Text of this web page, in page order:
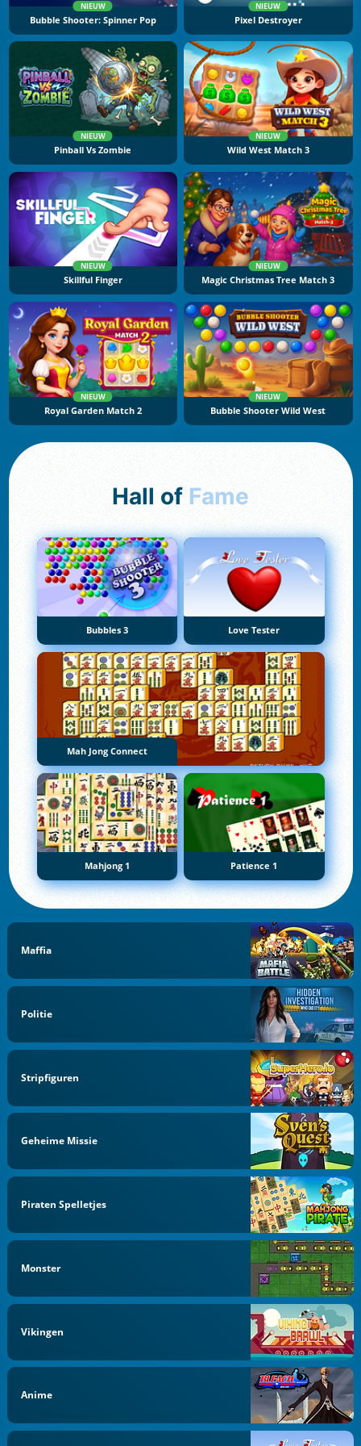
NIEUW
Bubble Shooter: Spinner Pop
NIEUW
Pixel Destroyer
NIEUW
Pinball Vs Zombie
NIEUW
Wild West Match 3
NIEUW
Skillful Finger
NIEUW
Magic Christmas Tree Match 3
NIEUW
Royal Garden Match 2
NIEUW
Bubble Shooter Wild West
Hall of Fame
Bubbles 3 Love Tester
Mah Jong Connect
Mahjong 1 Patience 1
Maffia
Politie
Stripfiguren
Geheime Missie
Piraten Spelletjes
Monster
Vikingen
Anime